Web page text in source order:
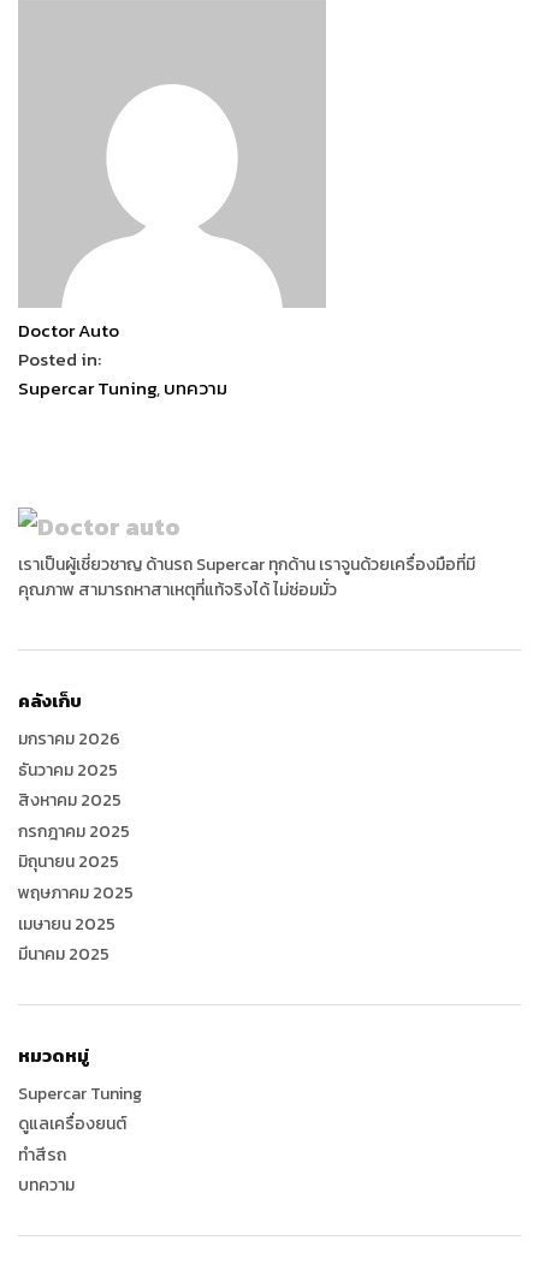
Doctor Auto
Posted in:
Supercar Tuning,บทความ
เราเป็นผู้เชี่ยวชาญ ด้านรถ Supercar ทุกด้าน เราจูนด้วยเครื่องมือที่มี
คุณภาพ สามารถหาสาเหตุที่แท้จริงได้ ไม่ซ่อมมั่ว
คลังเก็บ
มกราคม 2026
ธันวาคม 2025
สิงหาคม 2025
กรกฎาคม 2025
มิถุนายน 2025
พฤษภาคม 2025
เมษายน 2025
มีนาคม 2025
หมวดหมู่
Supercar Tuning
ดูแลเครื่องยนต์
ทำสีรถ
บทความ